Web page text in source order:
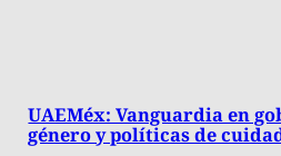
UAEMéx: Vanguardia en
género y políticas de